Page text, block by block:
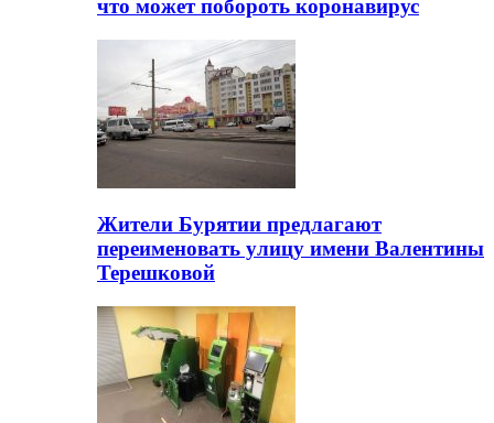
что может побороть коронавирус
Жители Бурятии предлагают
переименовать улицу имени Валентины
Терешковой